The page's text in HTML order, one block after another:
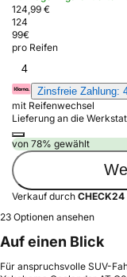
124,99 €
124
99€
pro Reifen
4
Zinsfreie Zahlung:
mit Reifenwechsel
Lieferung an die
von 78% gewählt
Verkauf durch CHECK24
23 Optionen ansehen
Auf einen Blick
Für anspruchsvolle SUV-